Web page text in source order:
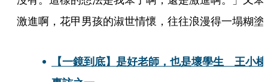
激進啊，花甲男孩的淑世情懷，往往浪漫得一塌糊塗
【一鏡到底】是好老師，也是壞學生　王小棣